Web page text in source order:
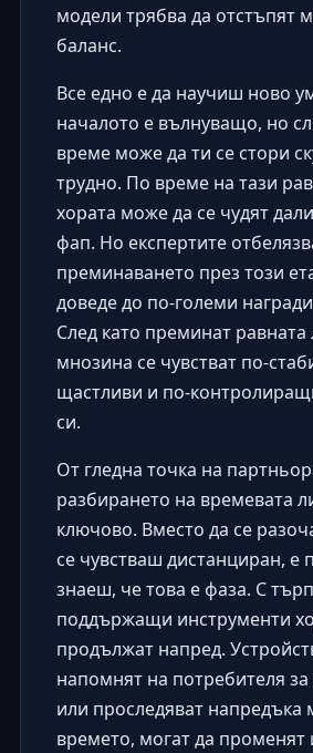
модели трябва да отстъпят
баланс.
Все едно е да научиш ново
началото е вълнуващо, но
време може да ти се стори
трудно. По време на тази
хората може да се чудят
фап. Но експертите
преминаването през този
доведе до по-големи
След като преминат равната
мнозина се чувстват по-
щастливи и по-
си.
От гледна точка на
разбирането на времевата
ключово. Вместо да се
се чувстваш дистанциран, е
знаеш, че това е фаза. С
поддържащи инструменти
продължат напред.
напомнят на потребителя
или проследяват напредъка
времето, могат да променят